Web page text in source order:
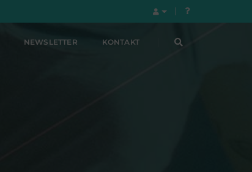
NEWSLETTER KONTAKT